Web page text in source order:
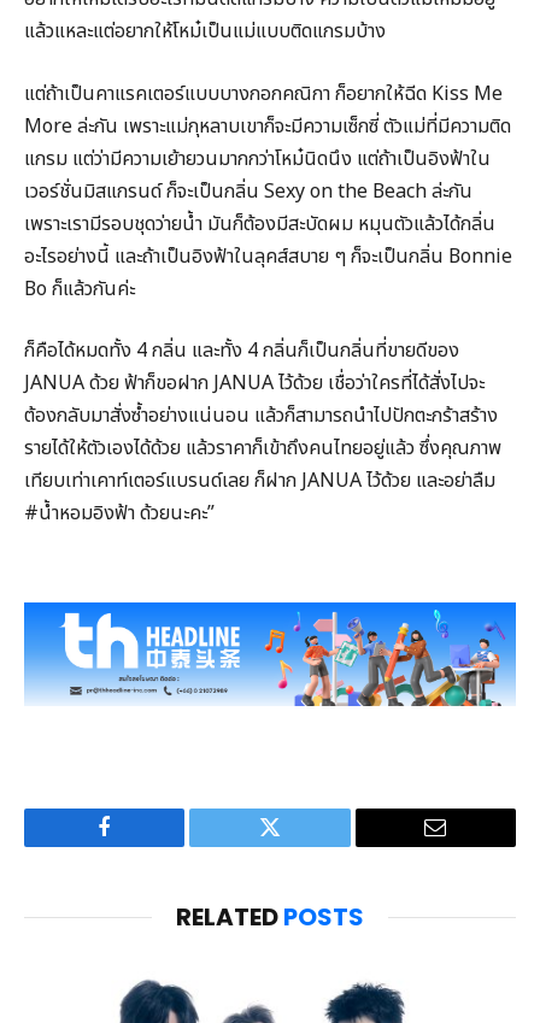
แล้วแหละแต่อยากให้โหม๋เป็นแม่แบบติดแกรมบ้าง
แต่ถ้าเป็นคาแรคเตอร์แบบบางกอกคณิกา ก็อยากให้ฉีด Kiss Me
More ล่ะกัน เพราะแม่กุหลาบเขาก็จะมีความเซ็กซี่ ตัวแม่ที่มีความติด
แกรม แต่ว่ามีความเย้ายวนมากกว่าโหม๋นิดนึง แต่ถ้าเป็นอิงฟ้าใน
เวอร์ชั่นมิสแกรนด์ ก็จะเป็นกลิ่น Sexy on the Beach ล่ะกัน
เพราะเรามีรอบชุดว่ายน้ำ มันก็ต้องมีสะบัดผม หมุนตัวแล้วได้กลิ่น
อะไรอย่างนี้ และถ้าเป็นอิงฟ้าในลุคส์สบาย ๆ ก็จะเป็นกลิ่น Bonnie
Bo ก็แล้วกันค่ะ
ก็คือได้หมดทั้ง 4 กลิ่น และทั้ง 4 กลิ่นก็เป็นกลิ่นที่ขายดีของ
JANUA ด้วย ฟ้าก็ขอฝาก JANUA ไว้ด้วย เชื่อว่าใครที่ได้สั่งไปจะ
ต้องกลับมาสั่งซ้ำอย่างแน่นอน แล้วก็สามารถนำไปปักตะกร้าสร้าง
รายได้ให้ตัวเองได้ด้วย แล้วราคาก็เข้าถึงคนไทยอยู่แล้ว ซึ่งคุณภาพ
เทียบเท่าเคาท์เตอร์แบรนด์เลย ก็ฝาก JANUA ไว้ด้วย และอย่าลืม
#น้ำหอมอิงฟ้าด้วยนะคะ”
Facebook Twitter Email
RELATEDPOSTS